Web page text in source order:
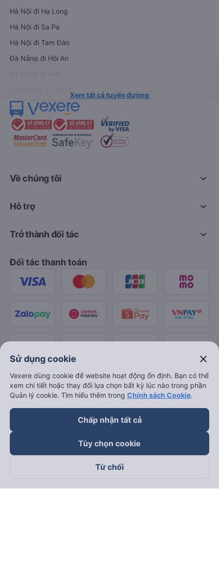
Hà Nội đi Hạ Long
Hà Nội đi Sa Pa
Hà Nội đi Tam Đảo
Đà Nẵng đi Hội An
Xem tất cả tuyến đường
keyboard_arrow_down
Về chúng tôi
keyboard_arrow_down
Hỗ trợ
keyboard_arrow_down
Trở thành đối tác
Đối tác thanh toán
Theo dõi chúng tôi trên
Sử dụng cookie close
Vexere dùng cookie để website hoạt động ổn định. Bạn có thể
xem chi tiết hoặc thay đổi lựa chọn bất kỳ lúc nào trong phần
Quản lý cookie. Tìm hiểu thêm trong Chính sách Cookie.
Chấp nhận tất cả
Tùy chọn cookie
Từ chối